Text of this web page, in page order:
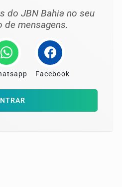
do JBN Bahia no seu
de mensagens.
Facebook